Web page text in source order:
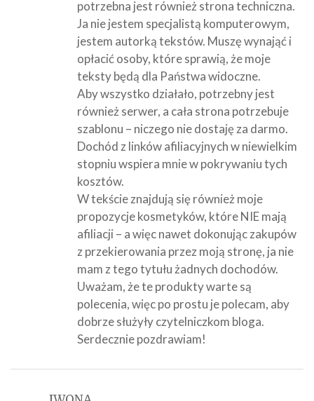
potrzebna jest również strona techniczna.
Ja nie jestem specjalistą komputerowym,
jestem autorką tekstów. Muszę wynająć i
opłacić osoby, które sprawią, że moje
teksty będą dla Państwa widoczne.
Aby wszystko działało, potrzebny jest
również serwer, a cała strona potrzebuje
szablonu – niczego nie dostaję za darmo.
Dochód z linków afiliacyjnych w niewielkim
stopniu wspiera mnie w pokrywaniu tych
kosztów.
W tekście znajdują się również moje
propozycje kosmetyków, które NIE mają
afiliacji – a więc nawet dokonując zakupów
z przekierowania przez moją stronę, ja nie
mam z tego tytułu żadnych dochodów.
Uważam, że te produkty warte są
polecenia, więc po prostu je polecam, aby
dobrze służyły czytelniczkom bloga.
Serdecznie pozdrawiam!